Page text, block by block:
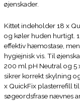
øjenskader.
Kittet indeholder 18 x
og køler huden hurtigt.
effektiv hæmostase,
hygiejnisk vis. Til
200 ml pH Neutral og 5
sikrer korrekt skylning
x QuickFix plasterrefill
søgeordsfrase nævnes